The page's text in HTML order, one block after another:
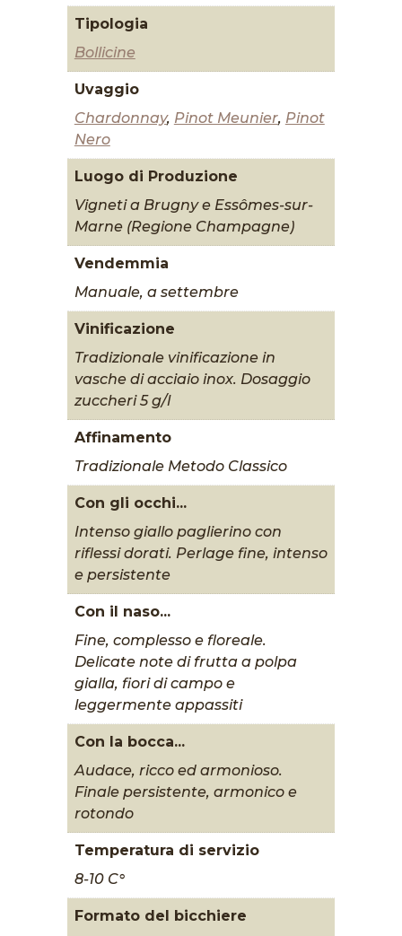
Tipologia
Bollicine
Uvaggio
Chardonnay, Pinot Meunier, Pinot
Nero
Luogo di Produzione
Vigneti a Brugny e Essômes-sur-
Marne (Regione Champagne)
Vendemmia
Manuale, a settembre
Vinificazione
Tradizionale vinificazione in
vasche di acciaio inox. Dosaggio
zuccheri 5 g/l
Affinamento
Tradizionale Metodo Classico
Con gli occhi...
Intenso giallo paglierino con
riflessi dorati. Perlage fine, intenso
e persistente
Con il naso...
Fine, complesso e floreale.
Delicate note di frutta a polpa
gialla, fiori di campo e
leggermente appassiti
Con la bocca...
Audace, ricco ed armonioso.
Finale persistente, armonico e
rotondo
Temperatura di servizio
8-10 C°
Formato del bicchiere